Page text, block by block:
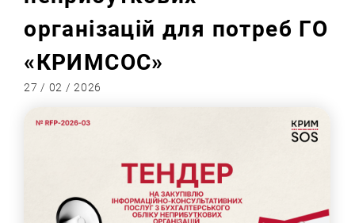
організацій для потреб ГО
«КРИМСОС»
27 / 02 / 2026